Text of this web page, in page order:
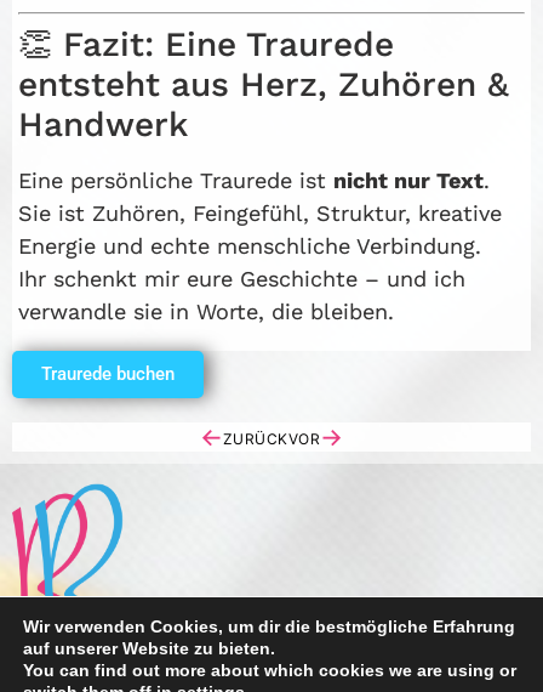
👏 Fazit: Eine Traurede
entsteht aus Herz, Zuhören &
Handwerk
Eine persönliche Traurede ist nicht nur Text.
Sie ist Zuhören, Feingefühl, Struktur, kreative
Energie und echte menschliche Verbindung.
Ihr schenkt mir eure Geschichte – und ich
verwandle sie in Worte, die bleiben.
Traurede buchen
←ZURÜCK →
VOR
Hochzeitsreden, Traureden von Romy Wassermann
Wir verwenden Cookies, um dir die bestmögliche Erfahrung
auf unserer Website zu bieten.
You can find out more about which cookies we are using or